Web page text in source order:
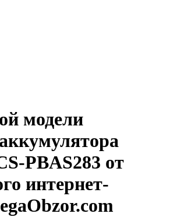
модели
PBAS283 от
интернет-